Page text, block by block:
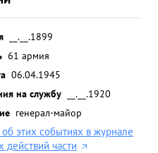
__.__.1899
61 армия
06.04.1945
на службу
__.__.1920
генерал-майор
об этих событиях в журнале
действий части